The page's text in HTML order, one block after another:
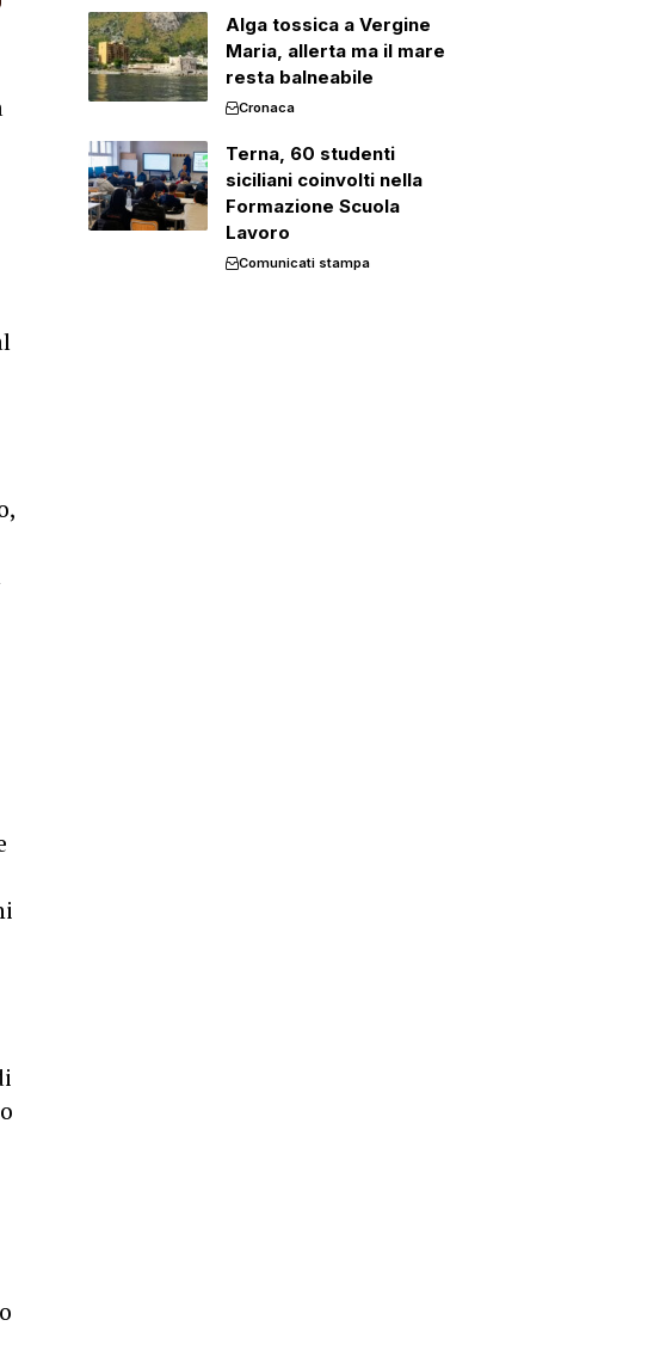
Alga tossica a Vergine
Maria, allerta ma il mare
resta balneabile
Cronaca
Terna, 60 studenti
siciliani coinvolti nella
Formazione Scuola
Lavoro
Comunicati stampa